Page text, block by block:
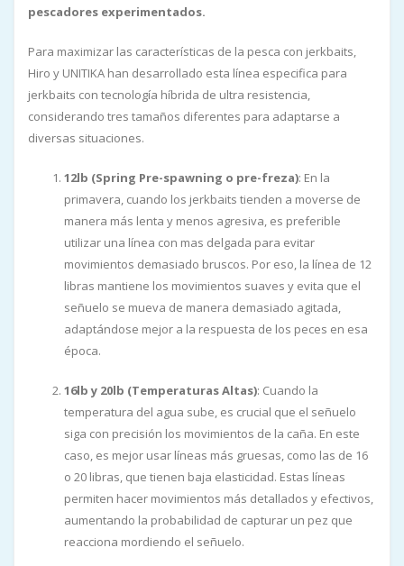
pescadores experimentados.
Para maximizar las características de la pesca con jerkbaits,
Hiro y UNITIKA han desarrollado esta línea especifica para
jerkbaits con tecnología híbrida de ultra resistencia,
considerando tres tamaños diferentes para adaptarse a
diversas situaciones.
12lb (Spring Pre-spawning o pre-freza): En la
primavera, cuando los jerkbaits tienden a moverse de
manera más lenta y menos agresiva, es preferible
utilizar una línea con mas delgada para evitar
movimientos demasiado bruscos. Por eso, la línea de 12
libras mantiene los movimientos suaves y evita que el
señuelo se mueva de manera demasiado agitada,
adaptándose mejor a la respuesta de los peces en esa
época.
16lb y 20lb (Temperaturas Altas): Cuando la
temperatura del agua sube, es crucial que el señuelo
siga con precisión los movimientos de la caña. En este
caso, es mejor usar líneas más gruesas, como las de 16
o 20 libras, que tienen baja elasticidad. Estas líneas
permiten hacer movimientos más detallados y efectivos,
aumentando la probabilidad de capturar un pez que
reacciona mordiendo el señuelo.